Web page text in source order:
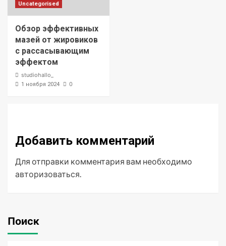
Uncategorised
Обзор эффективных
мазей от жировиков
с рассасывающим
эффектом
studiohallo_
1 ноября 2024 0
Добавить комментарий
Для отправки комментария вам необходимо
авторизоваться.
Поиск